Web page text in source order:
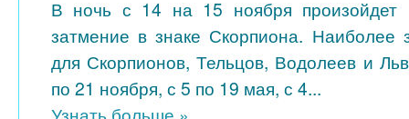
В ночь с 14 на 15 ноября произойдет
затмение в знаке Скорпиона. Наиболее
для Скорпионов, Тельцов, Водолеев и
по 21 ноября, с 5 по 19 мая, с 4...